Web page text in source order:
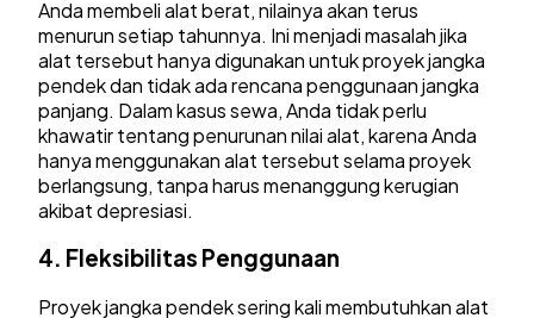
Anda membeli alat berat, nilainya akan terus
menurun setiap tahunnya. Ini menjadi masalah jika
alat tersebut hanya digunakan untuk proyek jangka
pendek dan tidak ada rencana penggunaan jangka
panjang. Dalam kasus sewa, Anda tidak perlu
khawatir tentang penurunan nilai alat, karena Anda
hanya menggunakan alat tersebut selama proyek
berlangsung, tanpa harus menanggung kerugian
akibat depresiasi.
4. Fleksibilitas Penggunaan
Proyek jangka pendek sering kali membutuhkan alat